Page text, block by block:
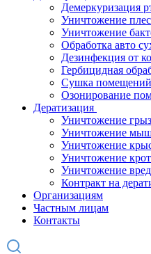
Демеркуризация
Уничтожение
Уничтожение
Обработка авто
Дезинфекция от
Гербицидная
Сушка помещений
Озонирование
Дератизация
Уничтожение
Уничтожение
Уничтожение
Уничтожение
Уничтожение
Контракт на
Организациям
Частным лицам
Контакты